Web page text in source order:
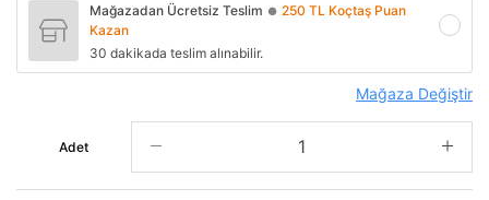
Mağazadan Ücretsiz Teslim ● 250 TL Koçtaş Puan
Kazan
30 dakikada teslim alınabilir.
Mağaza Değiştir
Adet